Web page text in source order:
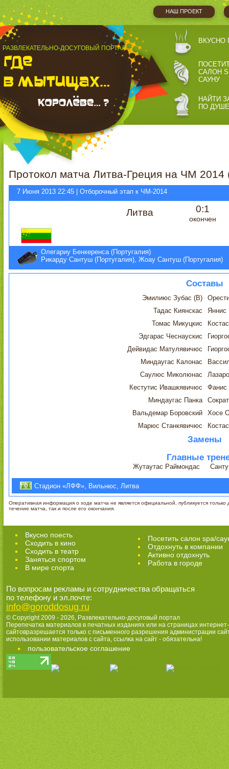
НАШ ПРОЕКТ
РАЗВЛЕКАТЕЛЬНО-ДОСУГОВЫЙ ПОРТАЛ
ВКУСНО
САЛОН
САУНУ
НАЙТИ
ПО ДУШЕ
Протокол матча Литва-Греция на ЧМ 2014
7 Июня 2013 22:45 | Отборочный этап к ЧМ-2014
Литва 0:1
окончен
Олегариу Бенкеренса (Португалия)
Рикарду Сантуш (Португалия), Жоау Сантуш (Португалия)
Составы
Эмилиюс Зубас (В)
Тадас Киянскас
Яннис
Томас Микуцкис
Эдгарас Чеснаускис
Дейвидас Матулявичюс
Миндаугас Калонас
Саулюс Миколюнас
Кестутис Ивашкявичюс
Фанис
Миндаугас Панка
Вальдемар Боровский
Хосе
Марюс Станкявичюс
Замены
Главные
Жутаутас Раймондас
Стадион «ЛФФ», Вильнюс, Литва
Оперативная информация о ходе матча не является официальной, публикуется только
течение матча, так и после его окончания.
Вкусно поесть
Сходить в кино
Cходить в театр
Заняться спортом
В мире спорта
Посетить салон spa/
Отдохнуть в компании
Активно отдохнуть
Работа в городе
По вопросам рекламы и сотрудничества обращаться
по телефону и эл.почте:
info@goroddosug.ru
© Copyright 2009 - 2026, Развлекательно-досуговый портал
Перепечатка материалов в печатных изданиях или на страницах интернет-
сайтовразрешается только с письменного разрешения администрации
использовании материалов с сайта, ссылка на сайт - обязательна!
пользовательское соглашение